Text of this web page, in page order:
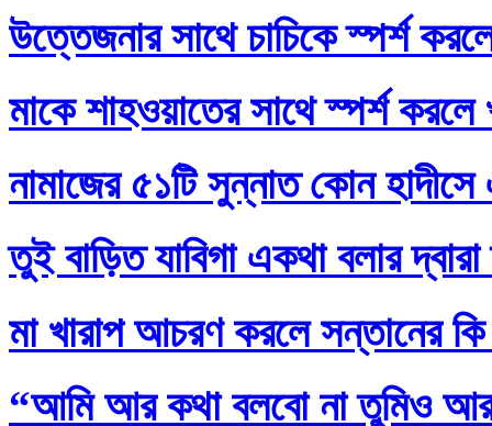
উত্তেজনার সাথে চাচিকে স্পর্শ
মাকে শাহওয়াতের সাথে স্পর্শ করলে
নামাজের ৫১টি সুন্নাত কোন হাদীসে
তুই বাড়িত যাবিগা একথা বলার
মা খারাপ আচরণ করলে সন্তানের
“আমি আর কথা বলবো না তুমিও আর